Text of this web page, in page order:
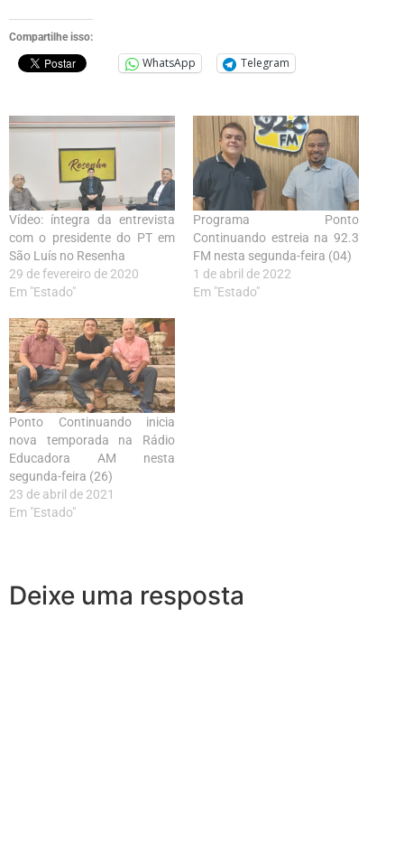
Compartilhe isso:
WhatsApp Telegram
Vídeo: íntegra da entrevista
com o presidente do PT em
São Luís no Resenha
29 de fevereiro de 2020
Em "Estado"
Programa Ponto
Continuando estreia na 92.3
FM nesta segunda-feira (04)
1 de abril de 2022
Em "Estado"
Ponto Continuando inicia
nova temporada na Rádio
Educadora AM nesta
segunda-feira (26)
23 de abril de 2021
Em "Estado"
Deixe uma resposta